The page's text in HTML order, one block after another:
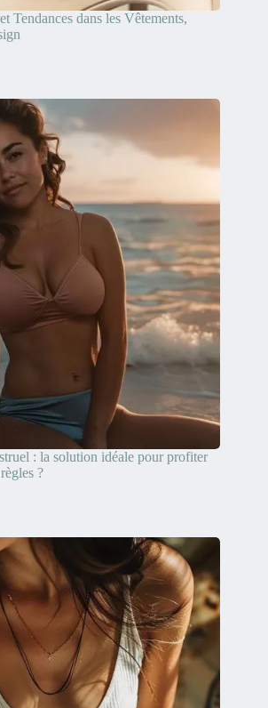
Tendances dans les Vêtements,
: la solution idéale pour profiter
?